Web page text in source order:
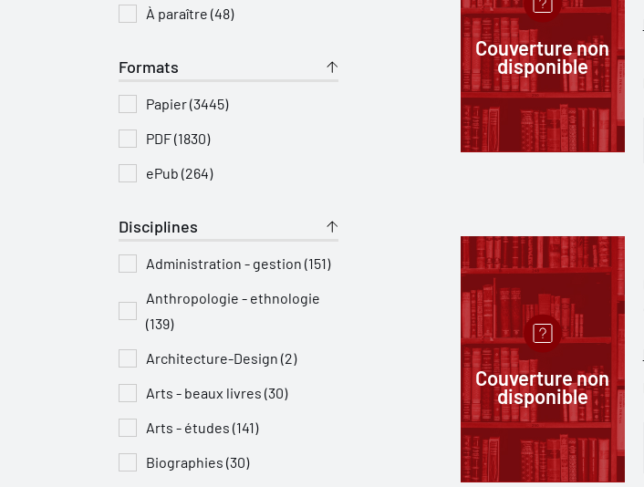
À paraître (48)
Formats
Papier (3445)
PDF (1830)
ePub (264)
Disciplines
Administration - gestion (151)
Anthropologie - ethnologie
(139)
Architecture-Design (2)
Arts - beaux livres (30)
Arts - études (141)
Biographies (30)
Couverture non
disponible
Couverture non
disponible